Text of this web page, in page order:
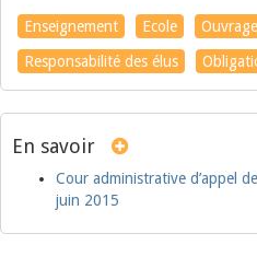
Enseignement Ecole
Responsabilité des élus
En savoir
Cour administrative d’appel
juin 2015